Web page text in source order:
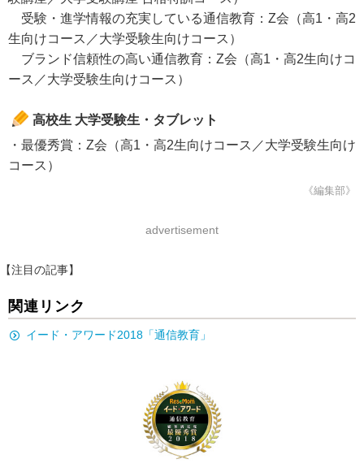
受験・進学情報の充実している通信教育：Z会（高1・高2
生向けコース／大学受験生向けコース）
ブランド信頼性の高い通信教育：Z会（高1・高2生向けコ
ース／大学受験生向けコース）
高校生 大学受験生・タブレット
・最優秀賞：Z会（高1・高2生向けコース／大学受験生向け
コース）
《編集部》
advertisement
【注目の記事】
関連リンク
イード・アワード2018「通信教育」